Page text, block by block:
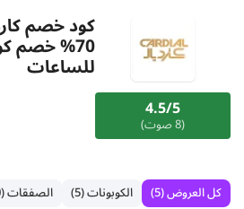
4.5/5
(8 صوت)
للساعات
كل العروض (5) الكوبونات (5) الصفقات (0)